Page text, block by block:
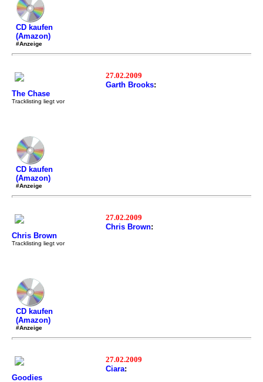
CD kaufen
(Amazon)
#Anzeige
27.02.2009
Garth Brooks:
The Chase
Tracklisting liegt vor
CD kaufen
(Amazon)
#Anzeige
27.02.2009
Chris Brown:
Chris Brown
Tracklisting liegt vor
CD kaufen
(Amazon)
#Anzeige
27.02.2009
Ciara:
Goodies